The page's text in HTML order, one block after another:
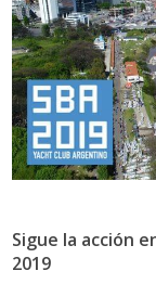
Sigue la acción
2019